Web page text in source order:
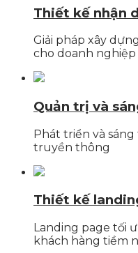
Thiết kế nhận
Giải pháp xây
cho doanh nghiệp
Quản trị và
Phát triển và
truyền thông
Thiết kế
Landing page tối
khách hàng tiềm